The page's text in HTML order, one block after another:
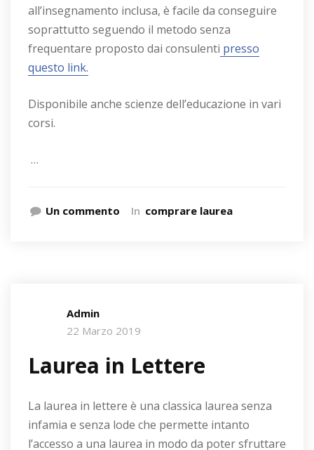
all’insegnamento inclusa, è facile da conseguire
soprattutto seguendo il metodo senza
frequentare proposto dai consulenti presso
questo link.
Disponibile anche scienze dell’educazione in vari
corsi.
…
Un commento In comprare laurea
Admin
22 Marzo 2019
Laurea in Lettere
La laurea in lettere è una classica laurea senza
infamia e senza lode che permette intanto
l’accesso a una laurea in modo da poter sfruttare